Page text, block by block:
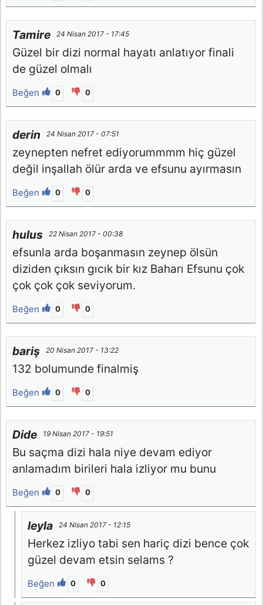
Tamire 24 Nisan 2017 - 17:45
Güzel bir dizi normal hayatı anlatıyor finali
de güzel olmalı
Beğen 0 0
derin 24 Nisan 2017 - 07:51
zeynepten nefret ediyorummmm hiç güzel
değil inşallah ölür arda ve efsunu ayırmasın
Beğen 0 0
hulus 22 Nisan 2017 - 00:38
efsunla arda boşanmasın zeynep ölsün
diziden çıksın gıcık bir kız Baharı Efsunu çok
çok çok çok seviyorum.
Beğen 0 0
bariş 20 Nisan 2017 - 13:22
132 bolumunde finalmiş
Beğen 0 0
Dide 19 Nisan 2017 - 19:51
Bu saçma dizi hala niye devam ediyor
anlamadım birileri hala izliyor mu bunu
Beğen 0 0
leyla 24 Nisan 2017 - 12:15
Herkez izliyo tabi sen hariç dizi bence çok
güzel devam etsin selams ?
Beğen 0 0